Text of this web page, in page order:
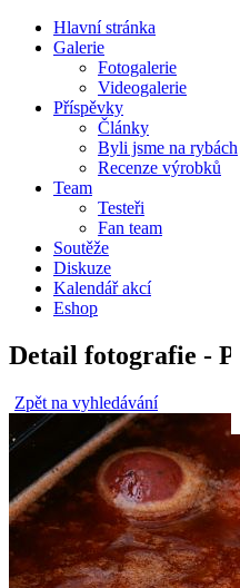
Hlavní stránka
Galerie
Fotogalerie
Videogalerie
Příspěvky
Články
Byli jsme na rybách
Recenze výrobků
Team
Testeři
Fan team
Soutěže
Diskuze
Kalendář akcí
Eshop
Detail fotografie -
Zpět na vyhledávání